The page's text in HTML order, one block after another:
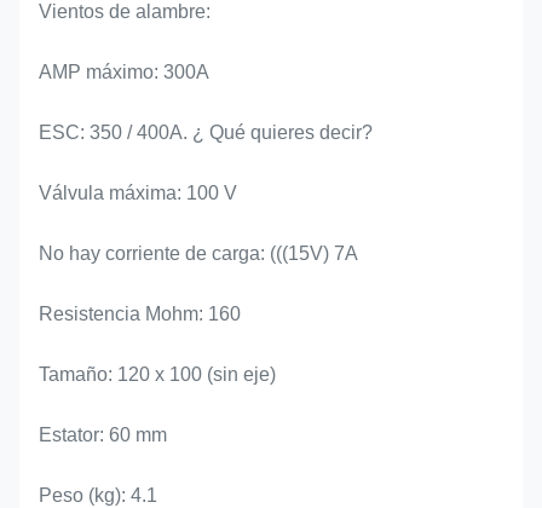
Vientos de alambre:
AMP máximo: 300A
ESC: 350 / 400A. ¿ Qué quieres decir?
Válvula máxima: 100 V
No hay corriente de carga: (((15V) 7A
Resistencia Mohm: 160
Tamaño: 120 x 100 (sin eje)
Estator: 60 mm
Peso (kg): 4.1